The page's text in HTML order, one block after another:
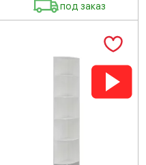
под заказ